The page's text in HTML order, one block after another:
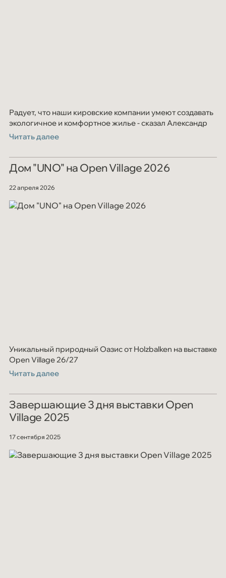
Радует, что наши кировские компании умеют создавать
экологичное и комфортное жилье - сказал Александр
Читать далее
Дом "UNO" на Open Village 2026
22 апреля 2026
Уникальный природный Оазис от Holzbalken на выставке
Open Village 26/27
Читать далее
Завершающие 3 дня выставки Open
Village 2025
17 сентября 2025